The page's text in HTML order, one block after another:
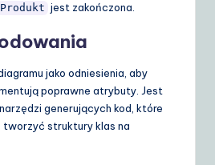
Produkt jest zakończona.
jako odniesienia, aby
poprawne atrybuty. Jest
generujących kod, które
struktury klas na